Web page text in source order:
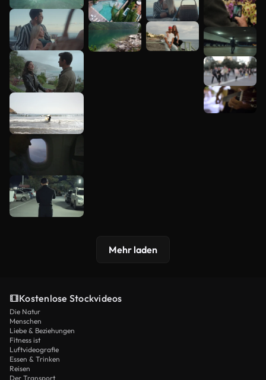
Mehr laden
Kostenlose Stockvideos
Die Natur
Menschen
Liebe & Beziehungen
Fitness ist
Luftvideografie
Essen & Trinken
Reisen
Der Transport